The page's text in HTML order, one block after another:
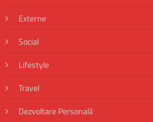
Externe
Social
Lifestyle
Travel
Dezvoltare Personală